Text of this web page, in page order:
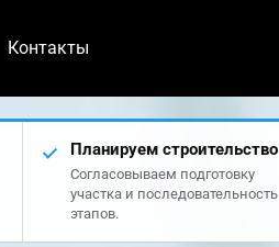
Контакты
Планируем строительство
Согласовываем подготовку
участка и последовательность
этапов.